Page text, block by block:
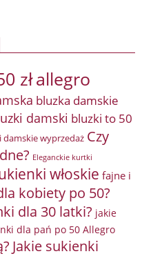
złallegro
bluzka damskie
damski bluzki to 50
damskie wyprzedaż Czy
Eleganckie kurtki
włoskie fajne i
kobiety po 50?
dla 30 latki? jakie
dla pań po 50 Allegro
Jakie sukienki